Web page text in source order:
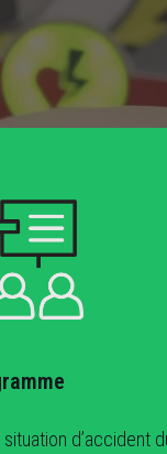
d’accident